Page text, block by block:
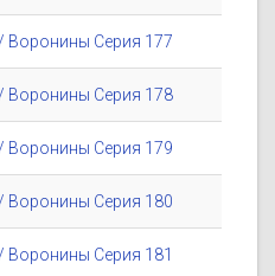
Воронины Серия 177
Воронины Серия 178
Воронины Серия 179
Воронины Серия 180
Воронины Серия 181